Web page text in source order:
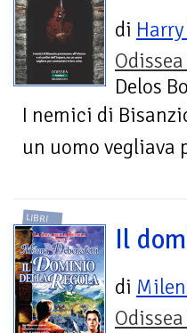
di
Delos
I nemici di
un uomo vegliava
LIBRI
Il
di